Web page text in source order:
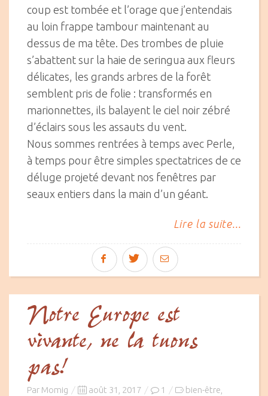
coup est tombée et l’orage que j’entendais
au loin frappe tambour maintenant au
dessus de ma tête. Des trombes de pluie
s’abattent sur la haie de seringua aux fleurs
délicates, les grands arbres de la forêt
semblent pris de folie : transformés en
marionnettes, ils balayent le ciel noir zébré
d’éclairs sous les assauts du vent.
Nous sommes rentrées à temps avec Perle,
à temps pour être simples spectatrices de ce
déluge projeté devant nos fenêtres par
seaux entiers dans la main d’un géant.
Lire la suite...
Notre Europe est
vivante, ne la tuons
pas!
Par Momig
Posted
août 31, 2017 1 bien-être,